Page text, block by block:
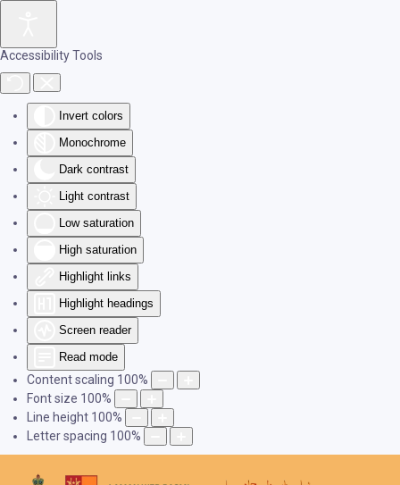
Accessibility Tools
Invert colors
Monochrome
Dark contrast
Light contrast
Low saturation
High saturation
Highlight links
Highlight headings
Screen reader
Read mode
Content scaling 100%
Font size 100%
Line height 100%
Letter spacing 100%
Skip to main content